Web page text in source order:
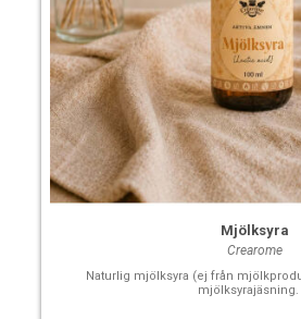
Mjölksyra
Crearome
Naturlig mjölksyra (ej från
mjölksyrajäsning.